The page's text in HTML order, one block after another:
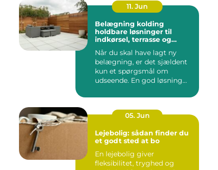
11. Jun
Belægning kolding
holdbare løsninger til
indkørsel, terrasse og
Når du skal have lagt ny
belægning, er det sjældent
kun et spørgsmål om
udseende. En god løsning
05. Jun
Lejebolig: sådan finder du
et godt sted at bo
En lejebolig giver
fleksibilitet, tryghed og